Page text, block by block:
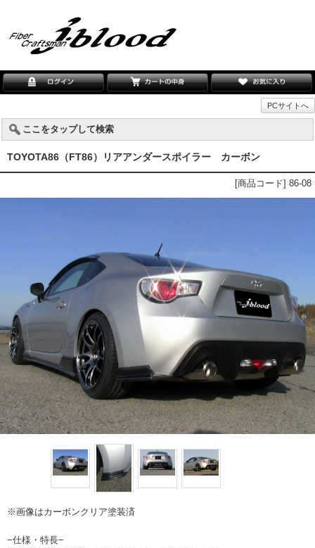
PCサイトへ
ここをタップして検索
TOYOTA86（FT86）リアアンダースポイラー カーボン
[商品コード] 86-08
※画像はカーボンクリア塗装済
−仕様・特長−